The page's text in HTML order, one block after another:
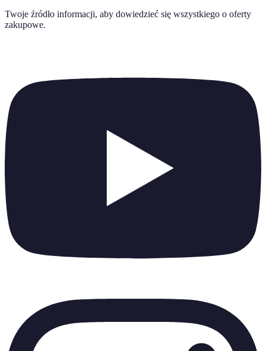
Twoje źródło informacji, aby dowiedzieć się wszystkiego o oferty
zakupowe.